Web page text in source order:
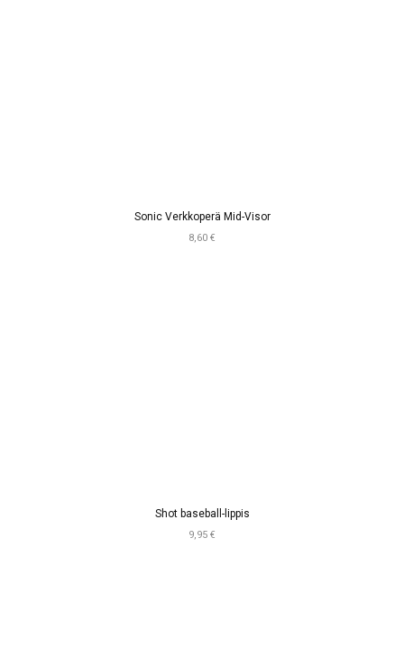
Sonic Verkkoperä Mid-Visor
8,60 €
Shot baseball-lippis
9,95 €